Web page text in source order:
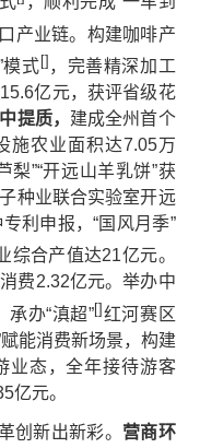
产业链。构建咖啡产
模式[] ，完善精深加工
亿元，获评省级花
提质， 建成全州首个
施农业面积达7.05万
”“开远山羊乳饼”获
种业联合实验室开远
利申报，“国风月季”
综合产值达21亿元。
费2.32亿元。举办中
办“滇超”[]红河赛区
能消费新场景，构建
业态，全年接待游客
亿元。
创新出新彩。 营商环